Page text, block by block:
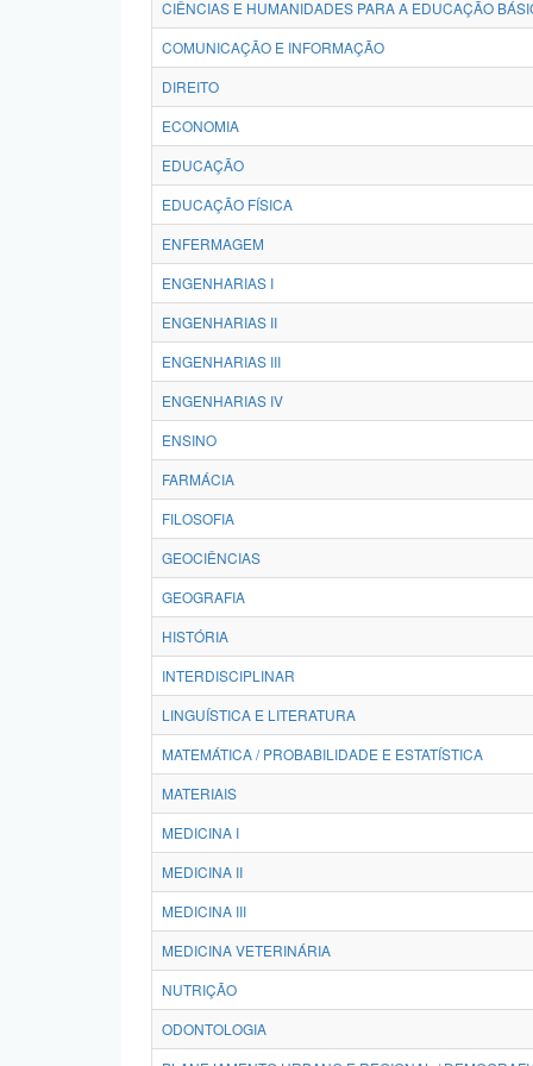
CIÊNCIAS E HUMANIDADES PARA A EDUCAÇÃO
COMUNICAÇÃO E INFORMAÇÃO
DIREITO
ECONOMIA
EDUCAÇÃO
EDUCAÇÃO FÍSICA
ENFERMAGEM
ENGENHARIAS I
ENGENHARIAS II
ENGENHARIAS III
ENGENHARIAS IV
ENSINO
FARMÁCIA
FILOSOFIA
GEOCIÊNCIAS
GEOGRAFIA
HISTÓRIA
INTERDISCIPLINAR
LINGUÍSTICA E LITERATURA
MATEMÁTICA / PROBABILIDADE E ESTATÍSTICA
MATERIAIS
MEDICINA I
MEDICINA II
MEDICINA III
MEDICINA VETERINÁRIA
NUTRIÇÃO
ODONTOLOGIA